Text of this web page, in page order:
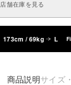
店舗在庫を見る
173cm / 69kg L
商品説明サイズ